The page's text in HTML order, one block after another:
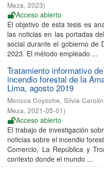
Meza, 2023)
Acceso abierto
El objetivo de esta tesis es
las noticias en las portadas
social durante el gobierno de
2023. El método empleado ...
Tratamiento informativo
incendio forestal de la
Lima, agosto 2019
Moncca Coyoche, Silvia
Meza, 2021-05-01)
Acceso abierto
El trabajo de investigación
noticias sobre el incendio
Comercio, La República y
contexto donde el mundo ...